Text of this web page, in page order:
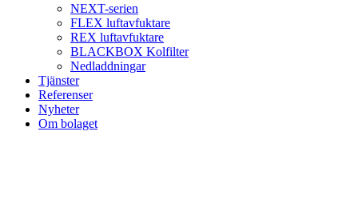
NEXT-serien
FLEX luftavfuktare
REX luftavfuktare
BLACKBOX Kolfilter
Nedladdningar
Tjänster
Referenser
Nyheter
Om bolaget